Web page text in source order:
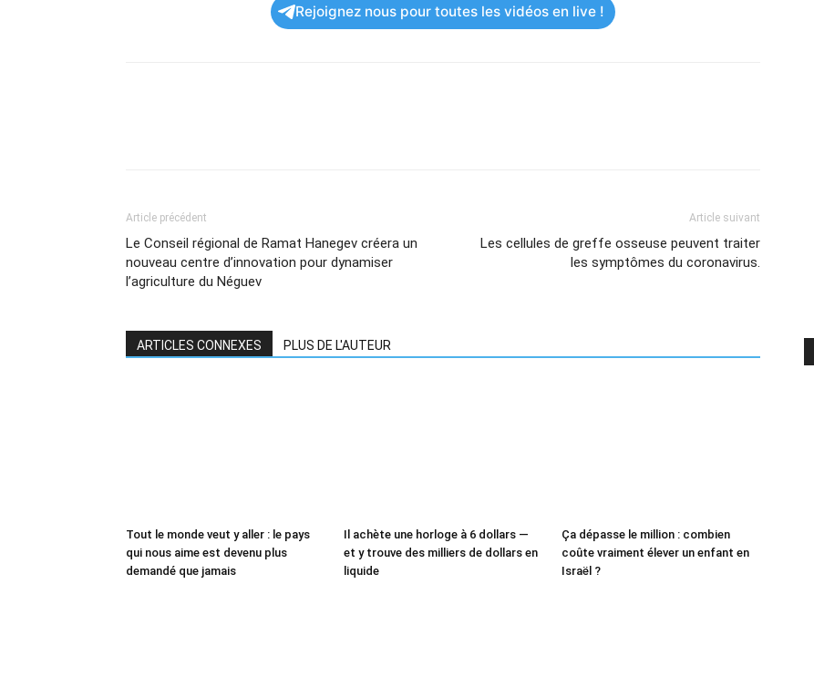
Rejoignez nous pour toutes les vidéos en live !
Article précédent
Le Conseil régional de Ramat Hanegev créera un
nouveau centre d’innovation pour dynamiser
l’agriculture du Néguev
Article suivant
Les cellules de greffe osseuse peuvent traiter
les symptômes du coronavirus.
ARTICLES CONNEXES PLUS DE L'AUTEUR
Tout le monde veut y aller : le pays
qui nous aime est devenu plus
demandé que jamais
Il achète une horloge à 6 dollars —
et y trouve des milliers de dollars en
liquide
Ça dépasse le million : combien
coûte vraiment élever un enfant en
Israël ?